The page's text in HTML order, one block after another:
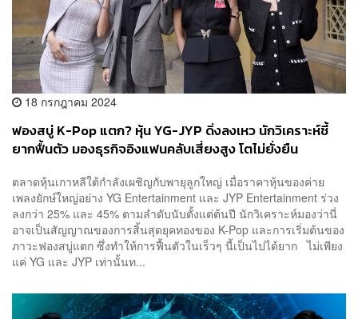
18 กรกฎาคม 2024
ฟองสบู่ K-Pop แตก? หุ้น YG-JYP ดิ่งลงเหว นักวิเคราะห์ชี้
ยากฟื้นตัว มองธุรกิจอิงแฟนคลับเสี่ยงสูง โตไม่ยั่งยืน
ตลาดหุ้นเกาหลีใต้กำลังเผชิญกับพายุลูกใหญ่ เมื่อราคาหุ้นของค่าย
เพลงยักษ์ใหญ่อย่าง YG Entertainment และ JYP Entertainment ร่วง
ลงกว่า 25% และ 45% ตามลำดับนับตั้งแต่ต้นปี นักวิเคราะห์มองว่านี่
อาจเป็นสัญญาณของการสิ้นสุดยุคทองของ K-Pop และการเริ่มต้นของ
ภาวะฟองสบู่แตก ซึ่งทำให้การฟื้นตัวในเร็วๆ นี้เป็นไปได้ยาก ไม่เพียง
แค่ YG และ JYP เท่านั้นท...